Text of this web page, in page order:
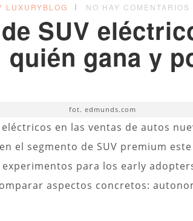
LUXURYBLOG NO HAY COMENTARIOS
SUV
quién gana y
fot. edmunds.com
en las ventas de autos
el segmento de SUV premium
experimentos para los early
aspectos concretos: